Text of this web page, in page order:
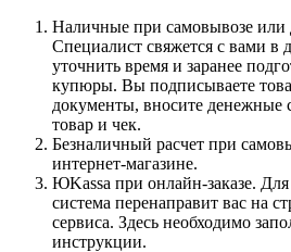
Наличные при самовывозе или
Специалист свяжется с вами в
уточнить время и заранее
купюры. Вы подписываете
документы, вносите денежные
товар и чек.
Безналичный расчет при
интернет-магазине.
ЮKassa при онлайн-заказе.
система перенаправит вас на
сервиса. Здесь необходимо
инструкции.